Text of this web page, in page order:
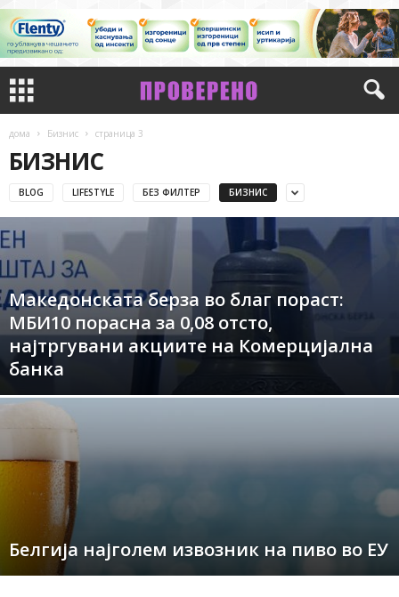
дома Бизнис страница 3
БИЗНИС
BLOG LIFESTYLE БЕЗ ФИЛТЕР БИЗНИС
Македонската берза во благ пораст:
МБИ10 порасна за 0,08 отсто,
најтргувани акциите на Комерцијална
банка
Белгија најголем извозник на пиво во ЕУ